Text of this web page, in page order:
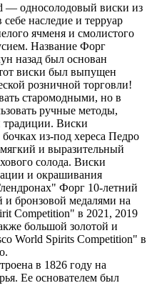
— односолодовый виски из
наследие и терруар
ячменя и смолистого
Название Форг
назад был основан
виски был выпущен
розничной торговли!
старомодными, но в
ручные методы,
традиции. Виски
из-под хереса Педро
и выразительный
солода. Виски
и окрашивания
Форг 10-летний
и бронзовой медалями на
Competition" в 2021, 2019
большой золотой и
World Spirits Competition" в
в 1826 году на
Ее основателем был